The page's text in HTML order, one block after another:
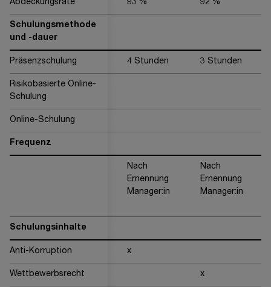
Abdeckungsrate 93 % 92 %
Schulungsmethode
und -dauer
Präsenzschulung 4 Stunden 3 Stunden
Risikobasierte Online-
Schulung
Online-Schulung
Frequenz
Nach
Ernennung
Manager:in
Nach
Ernennung
Manager:in
Schulungsinhalte
Anti-Korruption x
Wettbewerbsrecht x